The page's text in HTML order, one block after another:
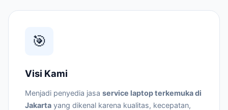
🎯
Visi Kami
Menjadi penyedia jasa service laptop terkemuka di
Jakarta yang dikenal karena kualitas, kecepatan,